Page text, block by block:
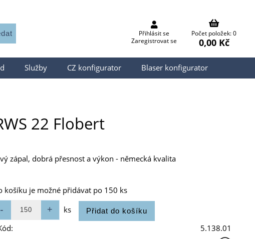
Přihlásit se
Zaregistrovat se
Počet položek: 0
0,00 Kč
Služby CZ konfigurator Blaser konfigurator
22 Flobert
zápal, dobrá přesnost a výkon - německá kvalita
košíku je možné přidávat po 150 ks
ks
5.138.01